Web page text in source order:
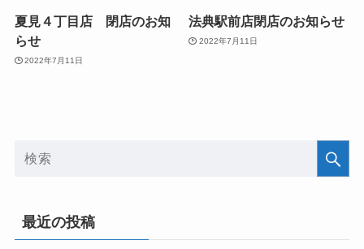
夏見４丁目店 閉店のお知
らせ
2022年7月11日
法典駅前店閉店のお知らせ
2022年7月11日
最近の投稿